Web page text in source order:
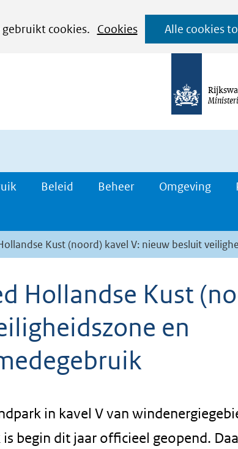
gebruikt cookies.
Cookies
Alle cookies
Ga
naar
de
Beleid Beheer Omgeving
Kust (noord) kavel V: nieuw besluit
Hollandse Kust
en
in kavel V van
begin dit jaar officieel geopend.